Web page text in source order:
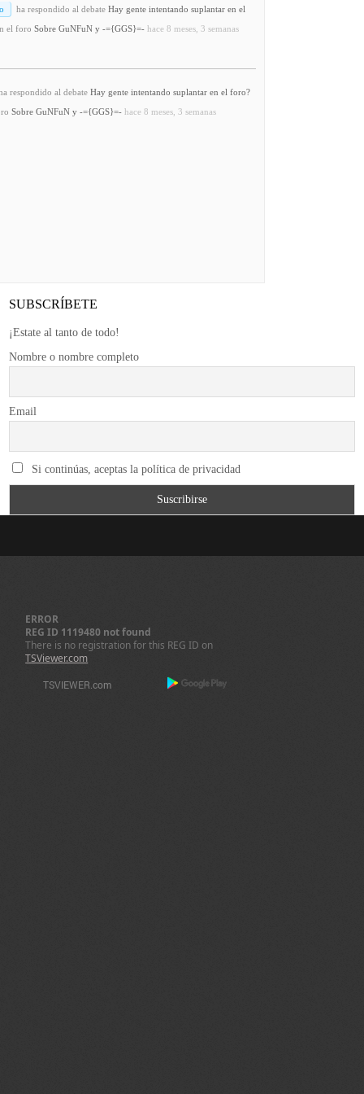
ha respondido al debate Hay gente intentando suplantar en el
el foro Sobre GuNFuN y -={GGS}=- hace 8 meses, 3 semanas
respondido al debate Hay gente intentando suplantar en el foro?
Sobre GuNFuN y -={GGS}=- hace 8 meses, 3 semanas
SUBSCRÍBETE
¡Estate al tanto de todo!
Nombre o nombre completo
Email
Si continúas, aceptas la política de privacidad
ERROR
REG ID 1119480 not found
There is no registration for this REG ID on
TSViewer.com